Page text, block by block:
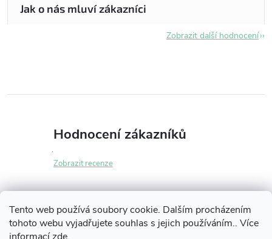
Tento web používá soubory cookie. Dalším procházením
tohoto webu vyjadřujete souhlas s jejich používáním.. Více
Zobrazit další hodnocení
Hodnocení zákazníků
Zobrazit recenze